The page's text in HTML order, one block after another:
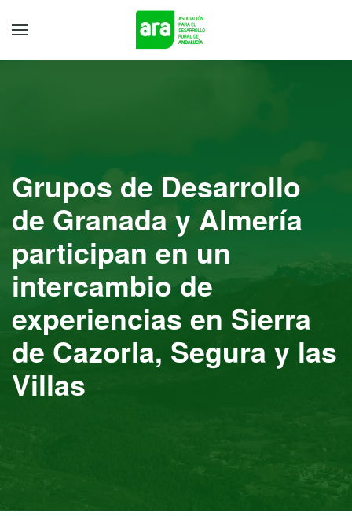
Grupos de Desarrollo
de Granada y Almería
participan en un
intercambio de
experiencias en Sierra
de Cazorla, Segura y las
Villas